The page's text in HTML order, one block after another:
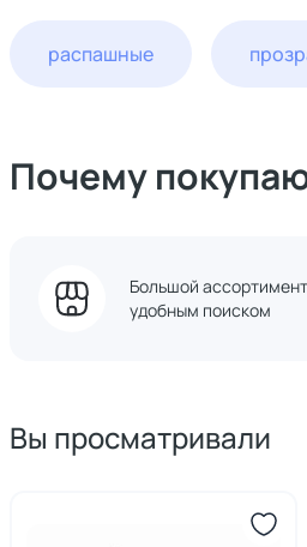
распашные
Почему
Большой
удобным поиском
Вы просматривали